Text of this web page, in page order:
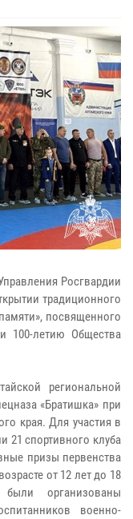
Росгвардии
традиционного
посвященного
100-летию Общества
региональной
«Братишка» при
края. Для участия в
21 спортивного клуба
призы первенства
от 12 лет до 18
организованы
военно-